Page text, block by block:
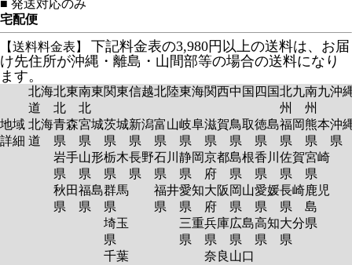
■ 発送対応のみ
宅配便
【送料料金表】
下記料金表の3,980円以上の送料は、お届
け先住所が沖縄・離島・山間部等の場合の送料になり
ます。
北海
道
北東
北
南東
北
関東信越北陸東海関西中国 四国北九
州
南九
州
沖
地域
詳細
北海
道
青森
県
岩手
県
秋田
県
宮城
県
山形
県
福島
県
茨城
県
栃木
県
群馬
県
埼玉
県
千葉
新潟
県
長野
県
富山
県
石川
県
福井
県
岐阜
県
静岡
県
愛知
県
三重
県
滋賀
県
京都
府
大阪
府
兵庫
県
奈良
鳥取
県
島根
県
岡山
県
広島
県
山口
徳島
県
香川
県
愛媛
県
高知
県
福岡
県
佐賀
県
長崎
県
大分
県
熊本
県
宮崎
県
鹿児
島
県
沖